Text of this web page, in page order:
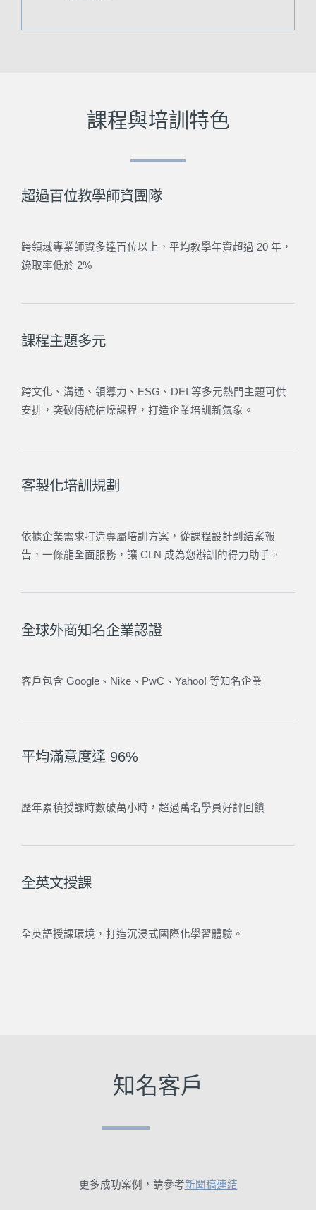
課程與培訓特色
超過百位教學師資團隊
跨領域專業師資多達百位以上，平均教學年資超過 20 年，
錄取率低於 2%
課程主題多元
跨文化、溝通、領導力、ESG、DEI 等多元熱門主題可供
安排，突破傳統枯燥課程，打造企業培訓新氣象。
客製化培訓規劃
依據企業需求打造專屬培訓方案，從課程設計到結案報
告，一條龍全面服務，讓 CLN 成為您辦訓的得力助手。
全球外商知名企業認證
客戶包含 Google、Nike、PwC、Yahoo! 等知名企業
平均滿意度達 96%
歷年累積授課時數破萬小時，超過萬名學員好評回饋
全英文授課
全英語授課環境，打造沉浸式國際化學習體驗。
知名客戶
更多成功案例，請參考新聞稿連結